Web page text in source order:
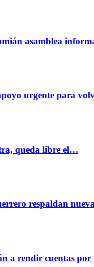
asamblea
urgente para
queda libre el…
respaldan
a rendir cuentas